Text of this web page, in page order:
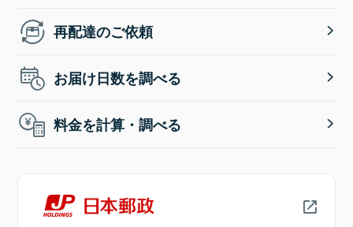
再配達のご依頼
お届け日数を調べる
料金を計算・調べる